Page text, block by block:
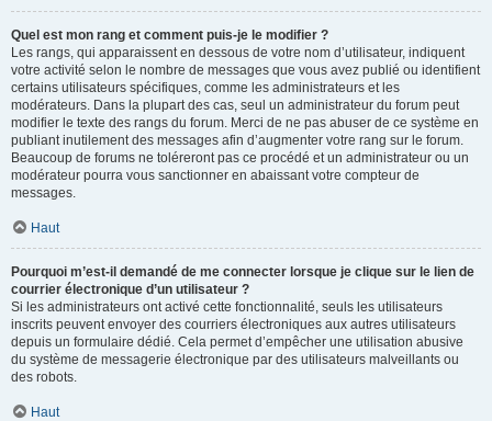
Quel est mon rang et comment puis-je le modifier ?
Les rangs, qui apparaissent en dessous de votre nom d’utilisateur, indiquent
votre activité selon le nombre de messages que vous avez publié ou identifient
certains utilisateurs spécifiques, comme les administrateurs et les
modérateurs. Dans la plupart des cas, seul un administrateur du forum peut
modifier le texte des rangs du forum. Merci de ne pas abuser de ce système en
publiant inutilement des messages afin d’augmenter votre rang sur le forum.
Beaucoup de forums ne toléreront pas ce procédé et un administrateur ou un
modérateur pourra vous sanctionner en abaissant votre compteur de
messages.
Haut
Pourquoi m’est-il demandé de me connecter lorsque je clique sur le lien de
courrier électronique d’un utilisateur ?
Si les administrateurs ont activé cette fonctionnalité, seuls les utilisateurs
inscrits peuvent envoyer des courriers électroniques aux autres utilisateurs
depuis un formulaire dédié. Cela permet d’empêcher une utilisation abusive
du système de messagerie électronique par des utilisateurs malveillants ou
des robots.
Haut